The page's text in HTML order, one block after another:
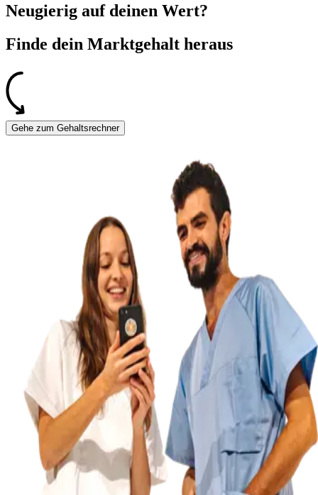
Neugierig auf deinen Wert?
Finde dein Marktgehalt heraus
Gehe zum Gehaltsrechner